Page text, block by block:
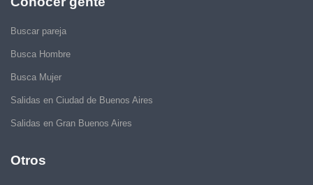
Buscar pareja
Busca Hombre
Busca Mujer
Salidas en Ciudad de Buenos Aires
Salidas en Gran Buenos Aires
Otros